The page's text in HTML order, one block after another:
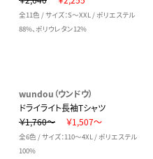
全11色 / サイズ：S～XXL / ポリエステル
88%、ポリウレタン12%
wundou（ウンドウ）
ドライライト長袖Tシャツ
￥1,760～
￥1,507～
全6色 / サイズ：110～4XL / ポリエステル
100%